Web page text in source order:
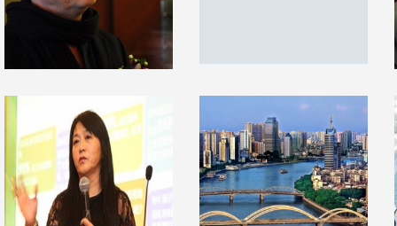
时
空
博埃里：有希望的
建筑，要能与自然
共生
建筑评论
2016-5-10 08:01
陈永兴：台湾乡村
社区营造
建筑评论
2016-5-10 07:58